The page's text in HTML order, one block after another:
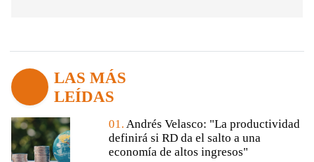
LAS MÁS
LEÍDAS
01. Andrés Velasco: "La productividad
definirá si RD da el salto a una
economía de altos ingresos"